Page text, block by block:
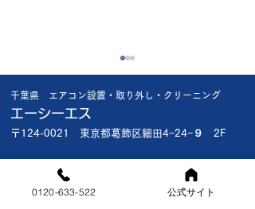
猛暑日に比べれば
楽ですが🥴 やっぱり暑い🥵
お盆が近いので緊急依頼が多
したいですが🥴 頑張り
ま〜〜す!!
千葉県 エアコン設置・取り外し・クリーニング
エーシーエス
〒124-0021 東京都葛飾区細田4−24−９ 2F
対応エリア
[東京都]葛飾区・江戸川区
0120-633-522 公式サイト